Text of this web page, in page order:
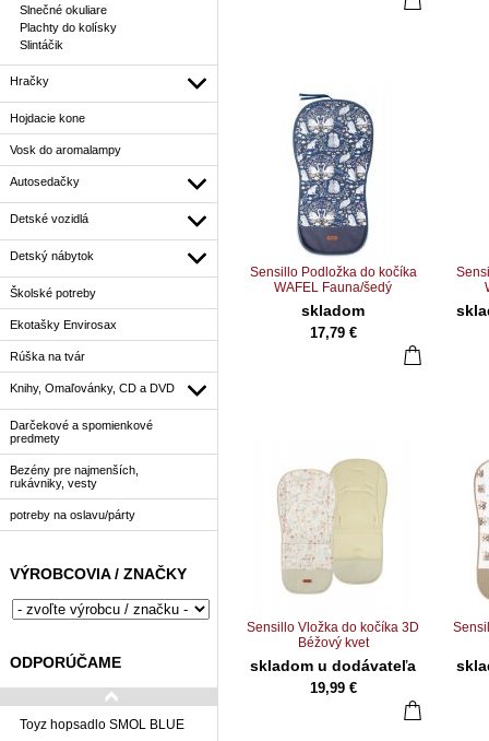
Slnečné okuliare
Plachty do kolísky
Slintáčik
Hračky
Hojdacie kone
Vosk do aromalampy
Autosedačky
Detské vozidlá
Detský nábytok
Školské potreby
Ekotašky Envirosax
Rúška na tvár
Knihy, Omaľovánky, CD a DVD
Darčekové a spomienkové
predmety
Bezény pre najmenších,
rukávniky, vesty
potreby na oslavu/párty
VÝROBCOVIA / ZNAČKY
ODPORÚČAME
Toyz hopsadlo SMOL BLUE
Sensillo Podložka do kočíka
WAFEL Fauna/šedý
skladom
17,79 €
Sensillo Vložka do kočíka 3D
Béžový kvet
skladom u dodávateľa
19,99 €